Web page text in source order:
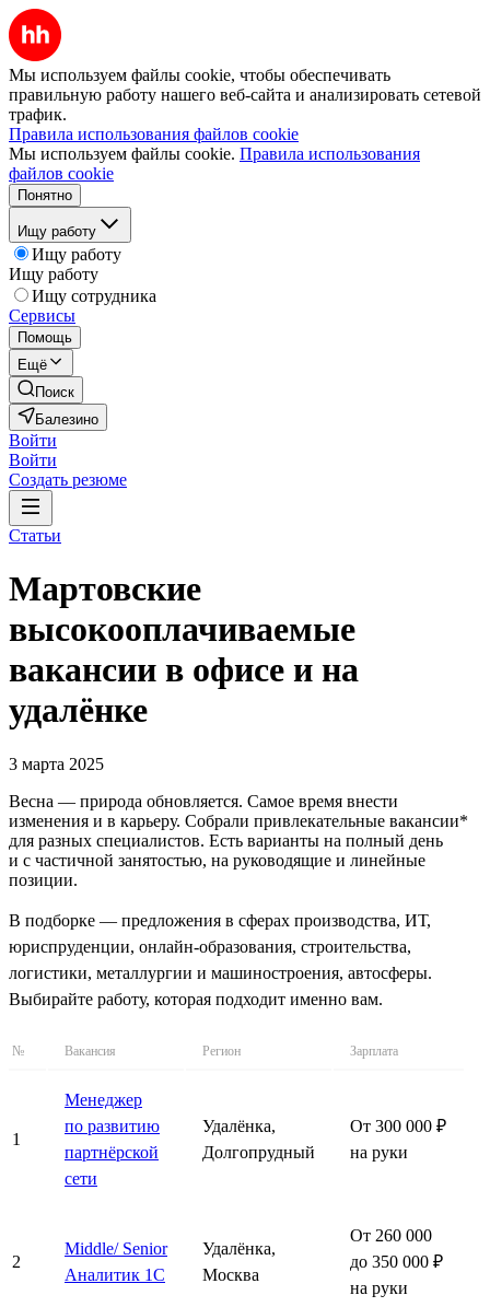
Мы используем файлы cookie, чтобы обеспечивать
правильную работу нашего веб-сайта и анализировать сетевой
трафик.
Правила использования файлов cookie
Мы используем файлы cookie. Правила использования
файлов cookie
Понятно
Ищу работу
Ищу работу
Ищу работу
Ищу сотрудника
Сервисы
Помощь
Ещё
Поиск
Балезино
Войти
Войти
Создать резюме
Статьи
Мартовские
высокооплачиваемые
вакансии в офисе и на
удалёнке
3 марта 2025
Весна — природа обновляется. Самое время внести
изменения и в карьеру. Собрали привлекательные вакансии*
для разных специалистов. Есть варианты на полный день
и с частичной занятостью, на руководящие и линейные
позиции.
В подборке — предложения в сферах производства, ИТ,
юриспруденции, онлайн-образования, строительства,
логистики, металлургии и машиностроения, автосферы.
Выбирайте работу, которая подходит именно вам.
№ Вакансия Регион Зарплата
1
Менеджер
по развитию
партнёрской
сети
Удалёнка,
Долгопрудный
От 300 000 ₽
на руки
2
Middle/ Senior
Аналитик 1С
Удалёнка,
Москва
От 260 000
до 350 000 ₽
на руки